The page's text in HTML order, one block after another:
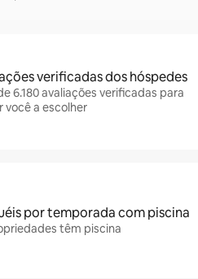
verificadas dos hóspedes
6.180 avaliações verificadas para
você a escolher
por temporada com piscina
têm piscina